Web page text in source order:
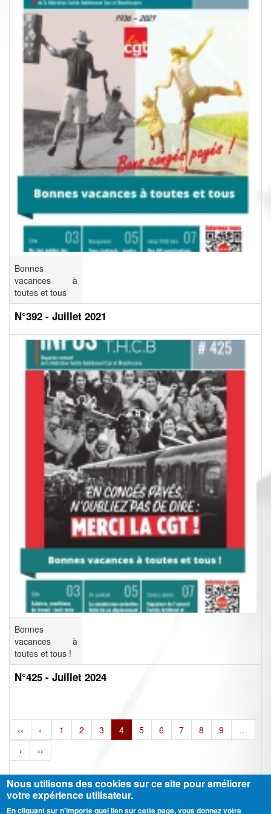
Bonnes
vacances à
toutes et tous
N°392 - Juillet 2021
Bonnes
vacances à
toutes et tous !
N°425 - Juillet 2024
‹‹ ‹ 1 2 3 4 5 6 7 8 9
…
›
››
Nous utilisons des cookies sur ce site pour améliorer
votre expérience utilisateur.
En cliquant sur n'importe quel lien sur cette page, vous donnez votre